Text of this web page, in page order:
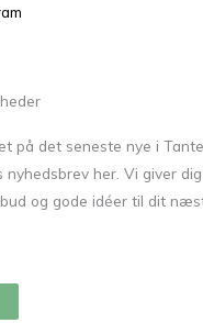
på det seneste nye i
nyhedsbrev her. Vi giver
og gode idéer til dit